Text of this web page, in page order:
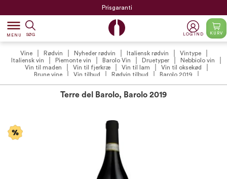
dehaze
MENU SØG LOG IND KURV
Vine Rødvin Nyheder rødvin Italiensk rødvin
Vintype
Italiensk vin
Piemonte vin Barolo Vin Druetyper
Nebbiolo vin
Vin til maden
Vin til fjerkræ Vin til lam
Vin til oksekød
Brune vine
Vin tilbud Rødvin tilbud
Barolo 2019
Terre del Barolo, Barolo 2019